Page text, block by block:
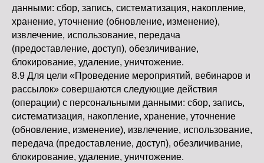
данными: сбор, запись, систематизация, накопление,
хранение, уточнение (обновление, изменение),
извлечение, использование, передача
(предоставление, доступ), обезличивание,
блокирование, удаление, уничтожение.
8.9 Для цели «Проведение мероприятий, вебинаров и
рассылок» совершаются следующие действия
(операции) с персональными данными: сбор, запись,
систематизация, накопление, хранение, уточнение
(обновление, изменение), извлечение, использование,
передача (предоставление, доступ), обезличивание,
блокирование, удаление, уничтожение.